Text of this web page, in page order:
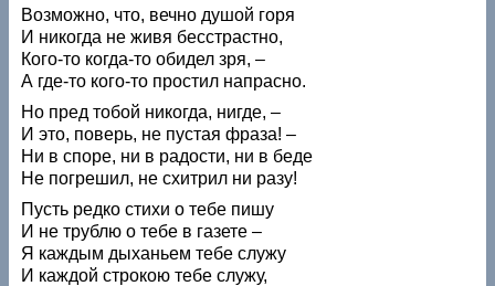
Возможно, что, вечно душой горя
И никогда не живя бесстрастно,
Кого-то когда-то обидел зря, –
А где-то кого-то простил напрасно.
Но пред тобой никогда, нигде, –
И это, поверь, не пустая фраза! –
Ни в споре, ни в радости, ни в беде
Не погрешил, не схитрил ни разу!
Пусть редко стихи о тебе пишу
И не трублю о тебе в газете –
Я каждым дыханьем тебе служу
И каждой строкою тебе служу,